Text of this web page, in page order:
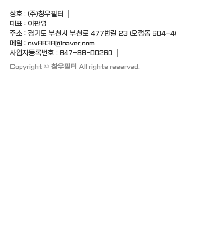
상호 : (주)창우필터
대표 : 이판영
주소 : 경기도 부천시 부천로 477번길 23 (오정동 604-4)
메일 : cw8838@naver.com
사업자등록번호 : 847-88-00260
Copyright © 창우필터 All rights reserved.